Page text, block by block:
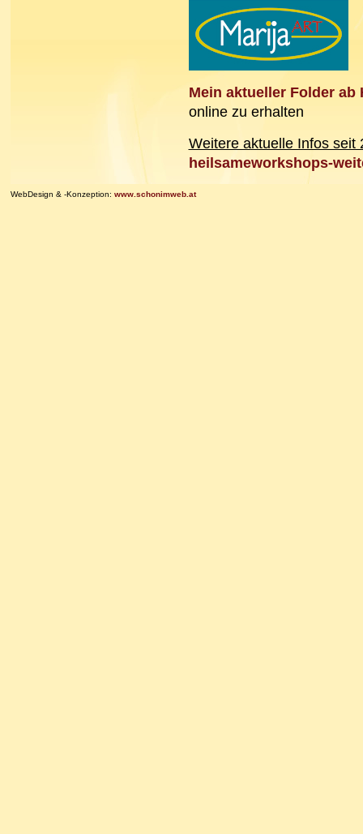
Mein aktueller Folder ab
online zu erhalten
Weitere aktuelle Infos seit
heilsameworkshops-
WebDesign & -Konzeption: www.schonimweb.at